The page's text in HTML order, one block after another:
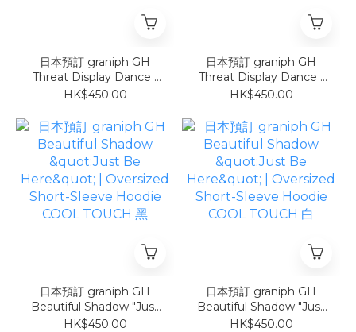
日本預訂 graniph GH
Threat Display Dance |
Oversized Short-Sleeve
HK$450.00
日本預訂 graniph GH
Threat Display Dance |
Oversized Short-Sleeve
HK$450.00
日本預訂 graniph GH
Beautiful Shadow "Just
Be Here" | Oversized
HK$450.00
日本預訂 graniph GH
Beautiful Shadow "Just
Be Here" | Oversized
HK$450.00